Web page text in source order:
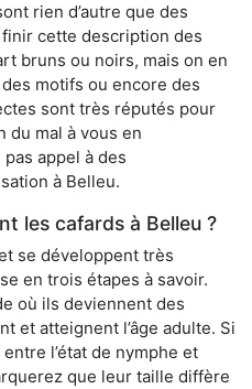
rien d’autre que des
cette description des
bruns ou noirs, mais on en
motifs ou encore des
sont très réputés pour
du mal à vous en
appel à des
à Belleu.
les cafards à Belleu ?
se développent très
en trois étapes à savoir.
où ils deviennent des
et atteignent l’âge adulte. Si
l’état de nymphe et
que leur taille diffère